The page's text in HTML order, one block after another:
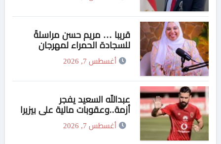
قريبا … مريم حسن مراسلةً
للسجادة الحمراء لمهرجان
“الأفضل في الأفضل”..
ومفاجأة نارية من راديو “في
أغسطس 7, 2026
عبدالله السعيد يفجر
أزمة..وعقوبات مالية علي بيزيرا
وبانزا
أغسطس 7, 2026